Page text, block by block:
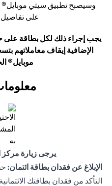
وسيصبح تطبيق سيتي
على تفاصيل
يجب إجراء ذلك لكل بطاقة
الإضافية إيقاف معاملاتهم
موبايل®
يرجى زيارة مركز
الإبلاغ عن فقدان بطاقة ائتمان:
التأكد من فقدان بطاقتك